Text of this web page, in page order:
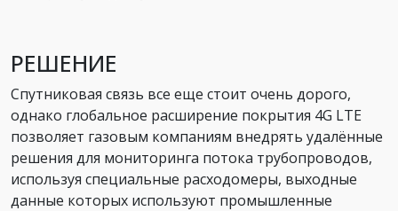
РЕШЕНИЕ
Спутниковая связь все еще стоит очень дорого,
однако глобальное расширение покрытия 4G LTE
позволяет газовым компаниям внедрять удалённые
решения для мониторинга потока трубопроводов,
используя специальные расходомеры, выходные
данные которых используют промышленные